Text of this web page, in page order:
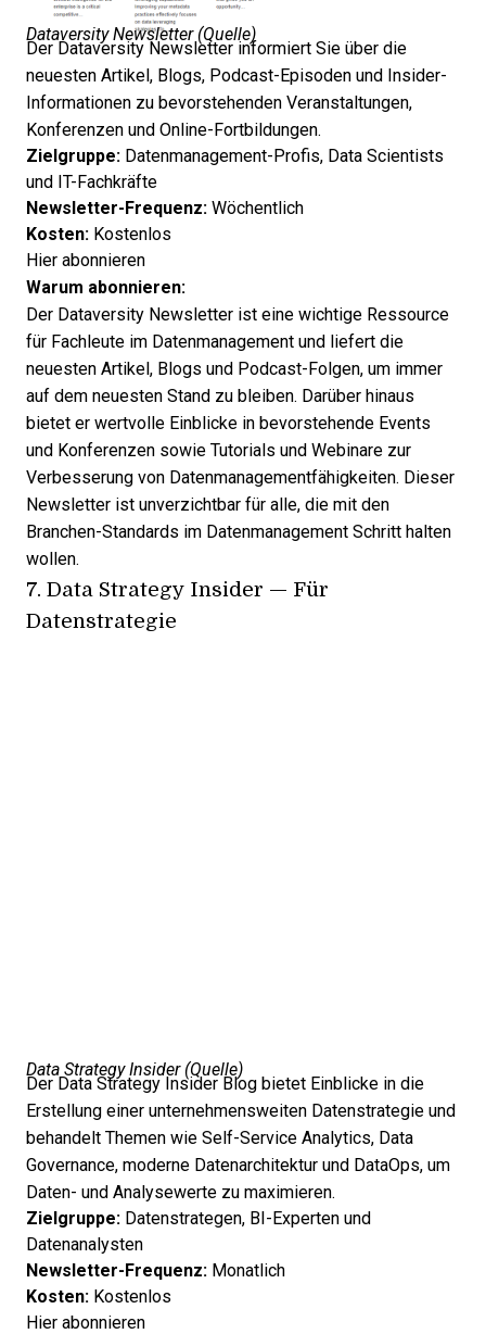
Dataversity Newsletter (Quelle)
Der Dataversity Newsletter informiert Sie über die
neuesten Artikel, Blogs, Podcast-Episoden und Insider-
Informationen zu bevorstehenden Veranstaltungen,
Konferenzen und Online-Fortbildungen.
Zielgruppe: Datenmanagement-Profis, Data Scientists
und IT-Fachkräfte
Newsletter-Frequenz: Wöchentlich
Kosten: Kostenlos
Hier abonnieren
Warum abonnieren:
Der Dataversity Newsletter ist eine wichtige Ressource
für Fachleute im Datenmanagement und liefert die
neuesten Artikel, Blogs und Podcast-Folgen, um immer
auf dem neuesten Stand zu bleiben. Darüber hinaus
bietet er wertvolle Einblicke in bevorstehende Events
und Konferenzen sowie Tutorials und Webinare zur
Verbesserung von Datenmanagementfähigkeiten. Dieser
Newsletter ist unverzichtbar für alle, die mit den
Branchen-Standards im Datenmanagement Schritt halten
wollen.
7. Data Strategy Insider — Für
Datenstrategie
Data Strategy Insider (Quelle)
Der Data Strategy Insider Blog bietet Einblicke in die
Erstellung einer unternehmensweiten Datenstrategie und
behandelt Themen wie Self-Service Analytics, Data
Governance, moderne Datenarchitektur und DataOps, um
Daten- und Analysewerte zu maximieren.
Zielgruppe: Datenstrategen, BI-Experten und
Datenanalysten
Newsletter-Frequenz: Monatlich
Kosten: Kostenlos
Hier abonnieren